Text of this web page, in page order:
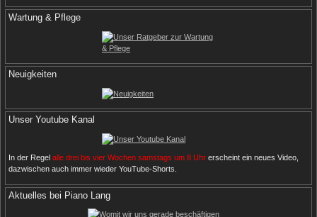
Wartung & Pflege
Neuigkeiten
Unser Youtube Kanal
In der Regel alle drei bis vier Wochen samstags um 8 Uhr erscheint ein neues Video,
dazwischen auch immer wieder YouTube-Shorts.
Aktuelles bei Piano Lang